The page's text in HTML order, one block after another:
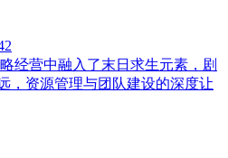
经营中融入了末日求生元素，剧
，资源管理与团队建设的深度让